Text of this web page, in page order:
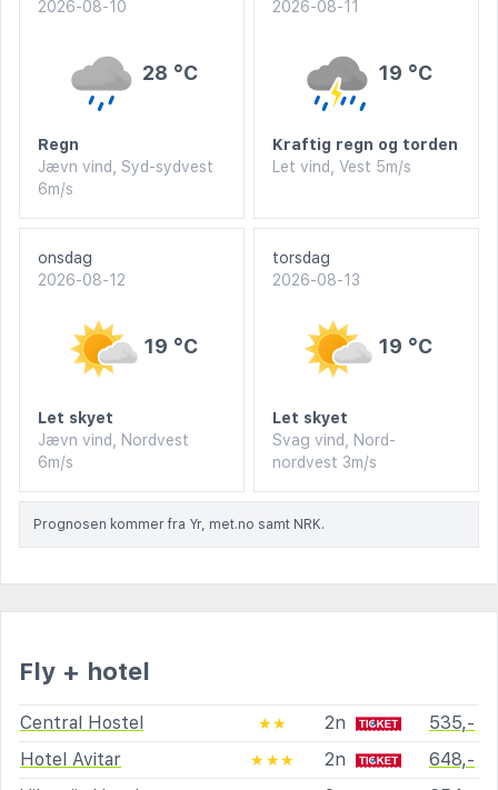
2026-08-10
28 °C
Regn
Jævn vind, Syd-sydvest
6m/s
2026-08-11
19 °C
Kraftig regn og torden
Let vind, Vest 5m/s
onsdag
2026-08-12
19 °C
Let skyet
Jævn vind, Nordvest
6m/s
torsdag
2026-08-13
19 °C
Let skyet
Svag vind, Nord-
nordvest 3m/s
Prognosen kommer fra Yr, met.no samt NRK.
Fly + hotel
Central Hostel ★★ 2n
535,-
Hotel Avitar
★★★ 2n
648,-